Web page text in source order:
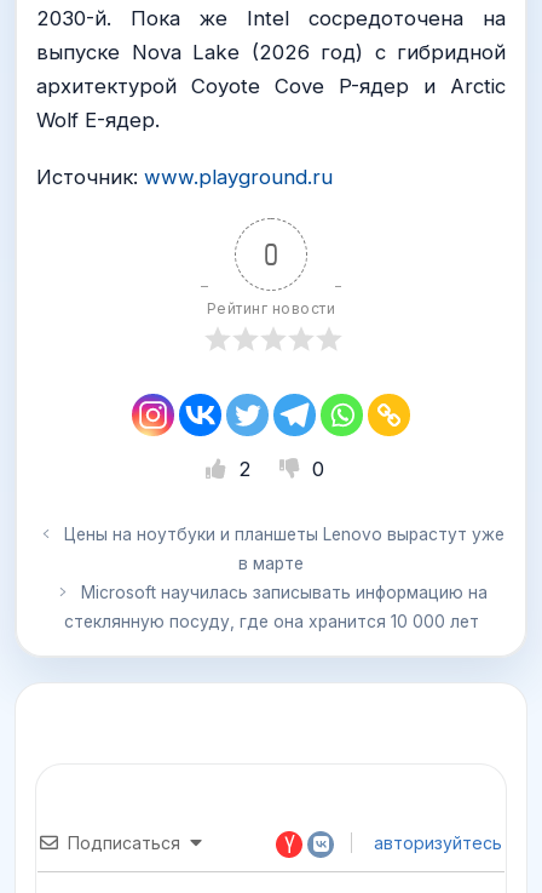
2030-й. Пока же Intel сосредоточена на
выпуске Nova Lake (2026 год) с гибридной
архитектурой Coyote Cove P-ядер и Arctic
Wolf E-ядер.
Источник: www.playground.ru
0
Рейтинг новости
2 0
Цены на ноутбуки и планшеты Lenovo вырастут уже
в марте
Microsoft научилась записывать информацию на
стеклянную посуду, где она хранится 10 000 лет
Подписаться авторизуйтесь